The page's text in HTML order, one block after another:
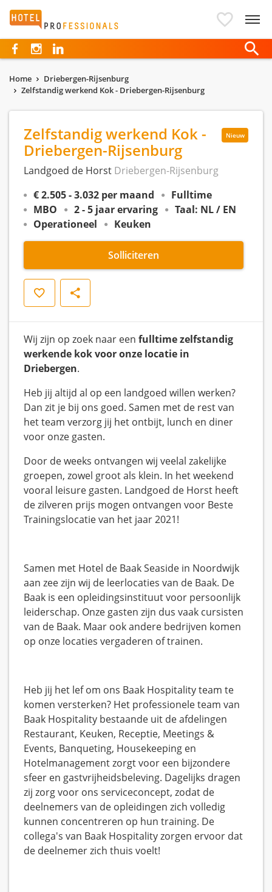
Hotelprofessionals
Home
Driebergen-Rijsenburg
Zelfstandig werkend Kok - Driebergen-Rijsenburg
Nieuw
Zelfstandig werkend Kok -
Driebergen-Rijsenburg
Landgoed de Horst Driebergen-Rijsenburg
€ 2.505 - 3.032 per maand
Fulltime
MBO
2 - 5 jaar ervaring
Taal: NL / EN
Operationeel
Keuken
Solliciteren
Opslaan Delen
Wij zijn op zoek naar een fulltimezelfstandig
werkende kok voor onze locatie in
Driebergen.
Heb jij altijd al op een landgoed willen werken?
Dan zit je bij ons goed. Samen met de rest van
het team verzorg jij het ontbijt, lunch en diner
voor onze gasten.
Door de weeks ontvangen wij veelal zakelijke
groepen, zowel groot als klein. In het weekend
vooral leisure gasten. Landgoed de Horst heeft
de zilveren prijs mogen ontvangen voor Beste
Trainingslocatie van het jaar 2021!
Samen met Hotel de Baak Seaside in Noordwijk
aan zee zijn wij de leerlocaties van de Baak. De
Baak is een opleidingsinstituut voor persoonlijk
leiderschap. Onze gasten zijn dus vaak cursisten
van de Baak. Maar ook andere bedrijven komen
op onze locaties vergaderen of trainen.
Heb jij het lef om ons Baak Hospitality team te
komen versterken? Het professionele team van
Baak Hospitality bestaande uit de afdelingen
Restaurant, Keuken, Receptie, Meetings &
Events, Banqueting, Housekeeping en
Hotelmanagement zorgt voor een bijzondere
sfeer en gastvrijheidsbeleving. Dagelijks dragen
zij zorg voor ons serviceconcept, zodat de
deelnemers van de opleidingen zich volledig
kunnen concentreren op hun training. De
collega's van Baak Hospitality zorgen ervoor dat
de deelnemer zich thuis voelt!